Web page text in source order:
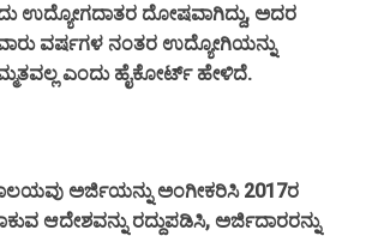
ಉದ್ಯೋಗದಾತರ ದೋಷವಾಗಿದ್ದು, ಅದರ
ವರ್ಷಗಳ ನಂತರ ಉದ್ಯೋಗಿಯನ್ನು
ಎಂದು ಹೈಕೋರ್ಟ್ ಹೇಳಿದೆ.
ಅರ್ಜಿಯನ್ನು ಅಂಗೀಕರಿಸಿ 2017ರ
ಆದೇಶವನ್ನು ರದ್ದುಪಡಿಸಿ, ಅರ್ಜಿದಾರರನ್ನು